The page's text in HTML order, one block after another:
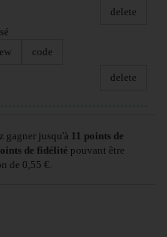
delete
code
delete
gagner jusqu'à 11 points de
de fidélité pouvant être
de 0,55 €